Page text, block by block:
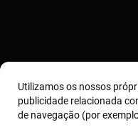
Utilizamos os nossos
publicidade relacionada
de navegação (por